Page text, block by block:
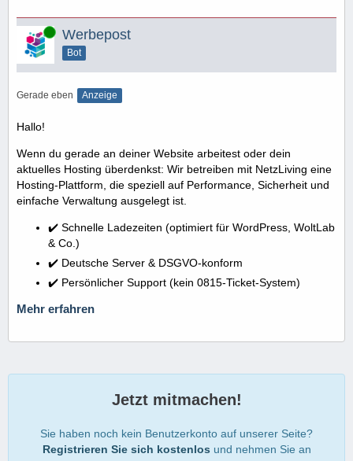
Online Werbepost
Bot
Gerade eben Anzeige
Hallo!
Wenn du gerade an deiner Website arbeitest oder dein
aktuelles Hosting überdenkst: Wir betreiben mit NetzLiving eine
Hosting-Plattform, die speziell auf Performance, Sicherheit und
einfache Verwaltung ausgelegt ist.
✔️ Schnelle Ladezeiten (optimiert für WordPress, WoltLab
& Co.)
✔️ Deutsche Server & DSGVO-konform
✔️ Persönlicher Support (kein 0815-Ticket-System)
Mehr erfahren
Jetzt mitmachen!
Sie haben noch kein Benutzerkonto auf unserer Seite?
Registrieren Sie sich kostenlos und nehmen Sie an